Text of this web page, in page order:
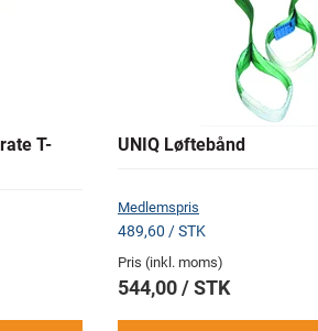
T-
UNIQ Løftebånd
Medlemspris
489,60 / STK
Pris (inkl. moms)
544,00 / STK